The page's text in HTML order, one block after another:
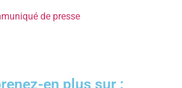
de presse
en plus sur :